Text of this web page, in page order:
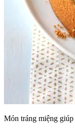
Món tráng miệng